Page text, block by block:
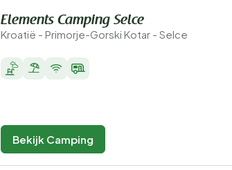
Elements Camping Selce
Kroatië - Primorje-Gorski Kotar - Selce
Bekijk Camping